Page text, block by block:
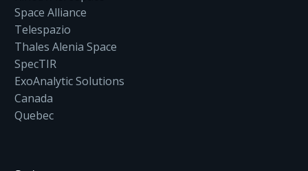
Space Alliance
Telespazio
Thales Alenia Space
SpecTIR
ExoAnalytic Solutions
Canada
Quebec